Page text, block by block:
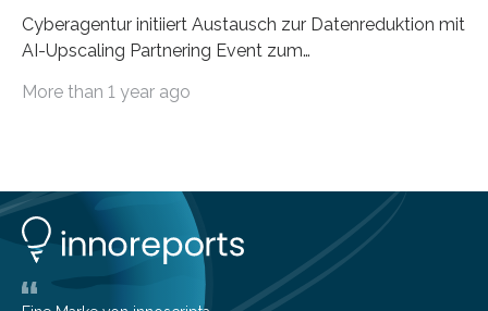
Cyberagentur initiiert Austausch zur Datenreduktion mit
AI-Upscaling Partnering Event zum
innovative DatenverarbeitungDie Agentur für
Entwicklung von Technologien zur gezielten
Datenreduktion und Rekonstruktion in schwierigen
Kommunikationsumgebungen. Das Event dient der
Vernetzung potenzieller Forschungspartner und der
More than 1 year ago